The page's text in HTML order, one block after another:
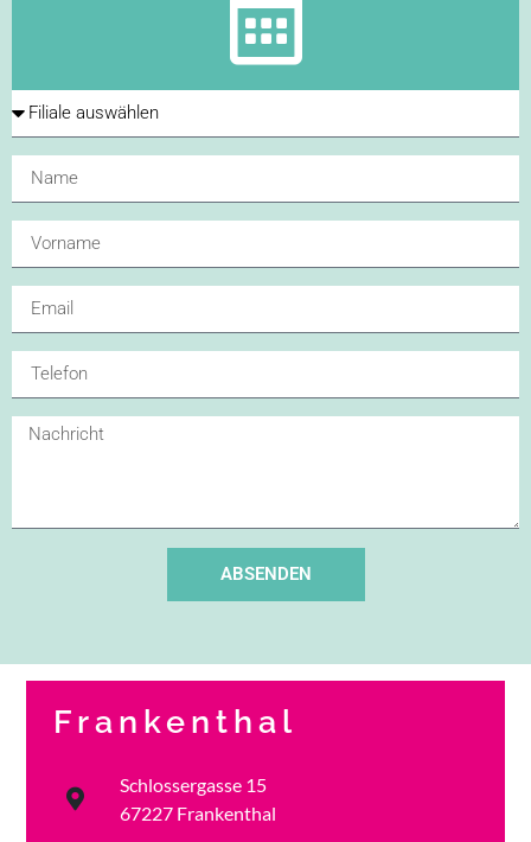
ABSENDEN
Frankenthal
Schlossergasse 15
67227 Frankenthal